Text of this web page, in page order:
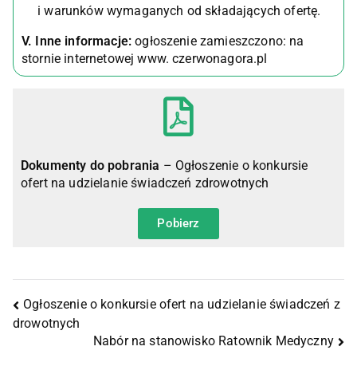
i warunków wymaganych od składających ofertę.
V. Inne informacje:ogłoszenie zamieszczono: na
stornie internetowej www. czerwonagora.pl
Dokumenty do pobrania – Ogłoszenie o konkursie
ofert na udzielanie świadczeń zdrowotnych
Pobierz
Ogłoszenie o konkursie ofert na udzielanie świadczeń z
drowotnych
Nabór na stanowisko Ratownik Medyczny